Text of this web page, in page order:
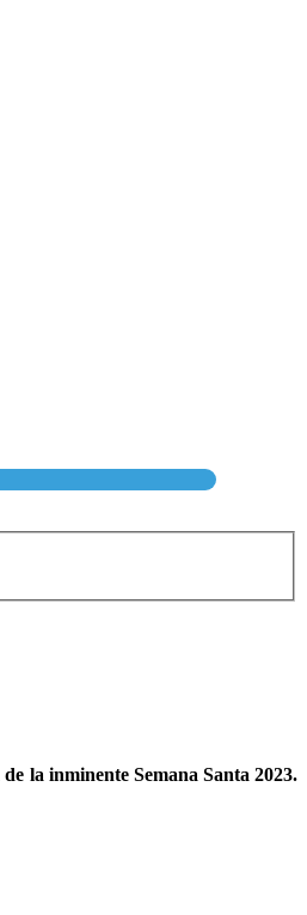
la inminente Semana Santa 2023.